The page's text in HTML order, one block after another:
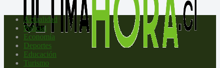
Actualidad
Policial
Economía
Deportes
Educación
Turismo